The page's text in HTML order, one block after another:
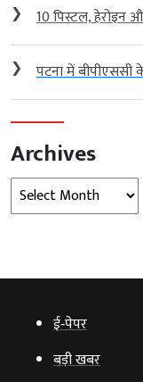
❯ 10 पिस्टल, हेरोइन
❯ पटना में बीपीएससी
Archives
Archives
ई‑पेपर
बड़ी खबर